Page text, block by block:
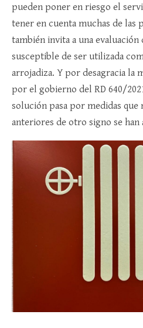
pueden poner en riesgo el
tener en cuenta muchas de las
también invita a una
susceptible de ser utilizada
arrojadiza. Y por desagracia la
por el gobierno del RD 640/
solución pasa por medidas que
anteriores de otro signo se